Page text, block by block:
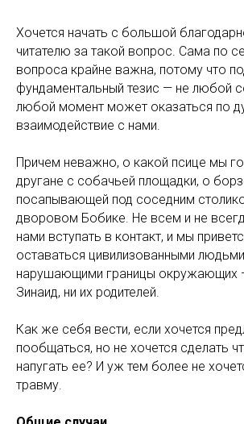
Хочется начать с большой
читателю за такой вопрос. Сама по
вопроса крайне важна, потому что
фундаментальный тезис — не любой
любой момент может оказаться по
взаимодействие с нами.
Причем неважно, о какой псице мы
другане с собачьей площадки, о
посапывающей под соседним
дворовом Бобике. Не всем и не
нами вступать в контакт, и мы
оставаться цивилизованными
нарушающими границы окружающих
Зинаид, ни их родителей.
Как же себя вести, если хочется
пообщаться, но не хочется сделать
напугать ее? И уж тем более не
травму.